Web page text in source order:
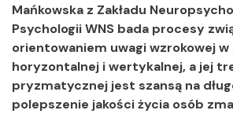
Mańkowska z Zakładu
Psychologii WNS bada procesy
orientowaniem uwagi wzrokowej
horyzontalnej i wertykalnej, a jej
pryzmatycznej jest szansą na
polepszenie jakości życia osób